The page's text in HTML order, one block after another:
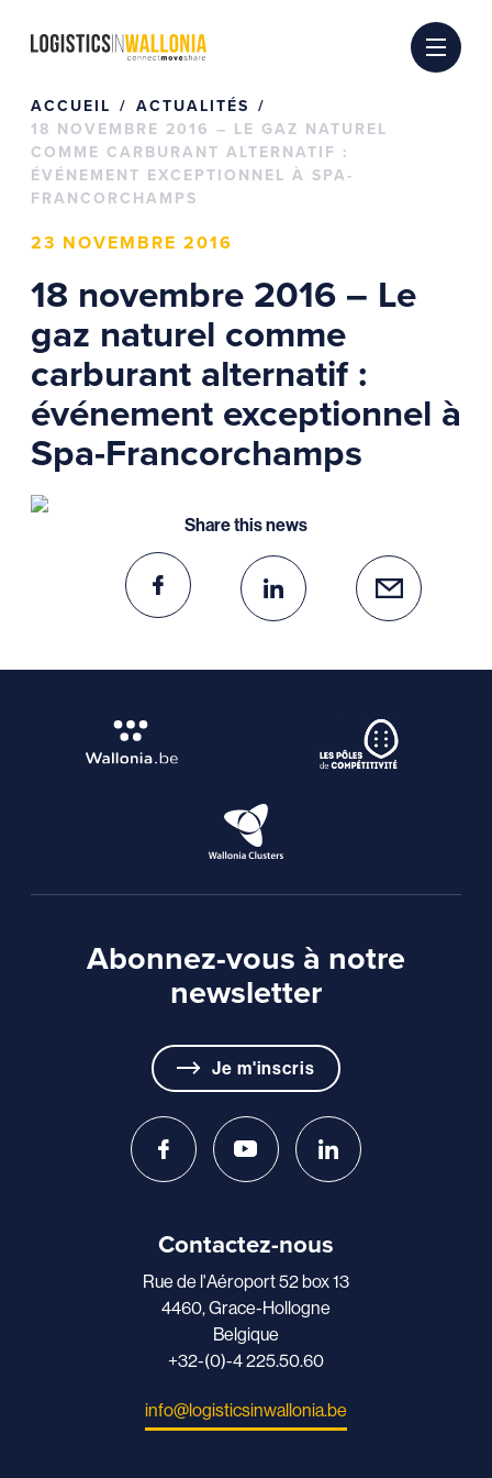
ACCUEIL
ACTUALITÉS
18 NOVEMBRE 2016 – LE GAZ NATUREL
COMME CARBURANT ALTERNATIF :
ÉVÉNEMENT EXCEPTIONNEL À SPA-
FRANCORCHAMPS
23 NOVEMBRE 2016
18 novembre 2016 – Le
gaz naturel comme
carburant alternatif :
événement exceptionnel à
Spa-Francorchamps
Share this news
Abonnez-vous à notre
newsletter
Je m'inscris
Contactez-nous
Rue de l'Aéroport 52 box 13
4460, Grace-Hollogne
Belgique
+32-(0)-4 225.50.60
info@logisticsinwallonia.be